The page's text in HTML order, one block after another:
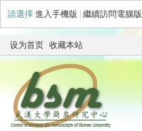
請選擇 進入手機版 繼續訪問電腦版
设为首页 收藏本站